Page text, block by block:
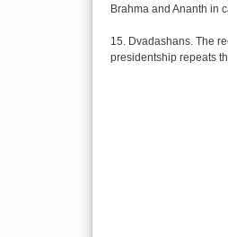
Brahma and Ananth in
15. Dvadashans. The
presidentship repeats